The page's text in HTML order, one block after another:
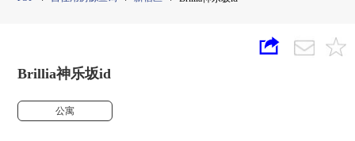
Brillia神乐坂id
公寓